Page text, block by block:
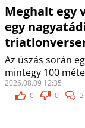
Meghalt egy
egy
Az úszás során
mintegy 100
2026.08.09 12:35
0
0 2